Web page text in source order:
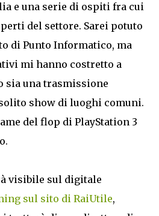
e una serie di ospiti fra cui
del settore. Sarei potuto
di Punto Informatico, ma
mi hanno costretto a
sia una trasmissione
show di luoghi comuni.
del flop di PlayStation 3
visibile sul digitale
sul sito di RaiUtile,